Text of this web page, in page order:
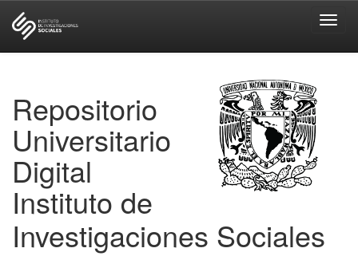
Repositorio
Universitario
Digital
Instituto de
Investigaciones Sociales